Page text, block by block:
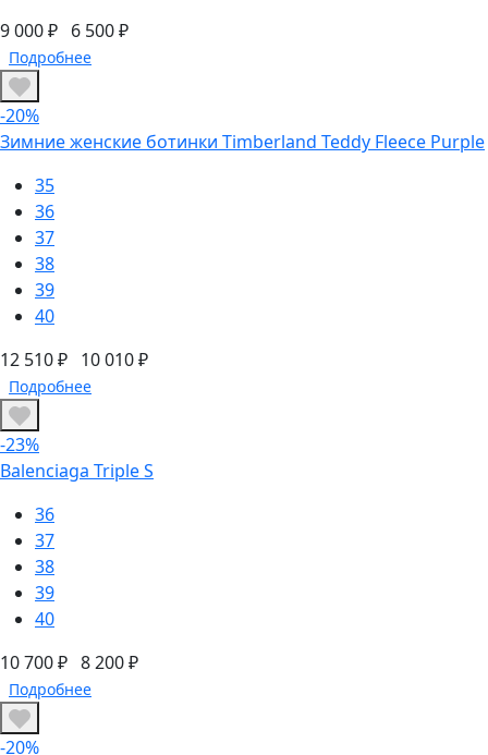
9 000 ₽ 6 500 ₽
Подробнее
-20%
Зимние женские ботинки Timberland Teddy Fleece Purple
35
36
37
38
39
40
12 510 ₽ 10 010 ₽
Подробнее
-23%
Balenciaga Triple S
36
37
38
39
40
10 700 ₽ 8 200 ₽
Подробнее
-20%